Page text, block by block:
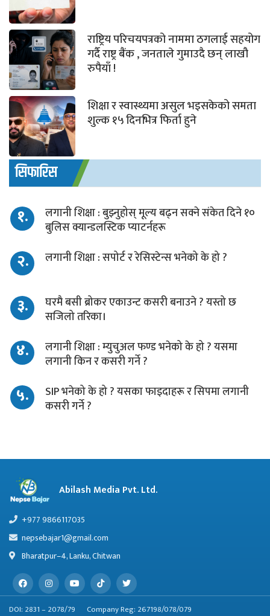
राष्ट्रिय परिचयपत्रको नाममा ठगलाई सहयोग
गर्दै राष्ट्र बैंक , जनताले गुमाउदै छन् लाखौ
रुपैयाँ !
शिक्षा र स्वास्थ्यमा असुल भइसकेको समता
शुल्क १५ दिनभित्र फिर्ता हुने
सिफारिस
१.
लगानी शिक्षा : बुझ्नुहोस् मूल्य बढ्न सक्ने संकेत दिने १०
बुलिस क्यान्डलस्टिक प्याटर्नहरू
२. लगानी शिक्षा : सपोर्ट र रेसिस्टेन्स भनेको के हो ?
३.
घरमै बसी ब्रोकर एकाउन्ट कसरी बनाउने ? यस्तो छ
सजिलो तरिका।
४.
लगानी शिक्षा : म्युचुअल फण्ड भनेको के हो ? यसमा
लगानी किन र कसरी गर्ने ?
५.
SIP भनेको के हो ? यसका फाइदाहरू र सिपमा लगानी
कसरी गर्ने ?
Abilash Media Pvt. Ltd.
+977 9866117035
nepsebajar1@gmail.com
Bharatpur–4, Lanku, Chitwan
DOI: 2831 – 2078/79 Company Reg: 267198/078/079